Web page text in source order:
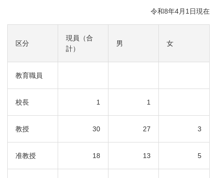
令和8年4月1日現在
区分
現員（合
計）
男 女
教育職員
校長 1 1
教授 30 27 3
准教授 18 13 5